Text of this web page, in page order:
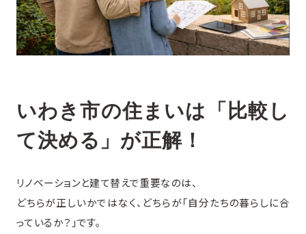
いわき市の住まいは「比較し
て決める」が正解！
リノベーションと建て替えで重要なのは、
どちらが正しいかではなく、どちらが「自分たちの暮らしに合
っているか？」です。